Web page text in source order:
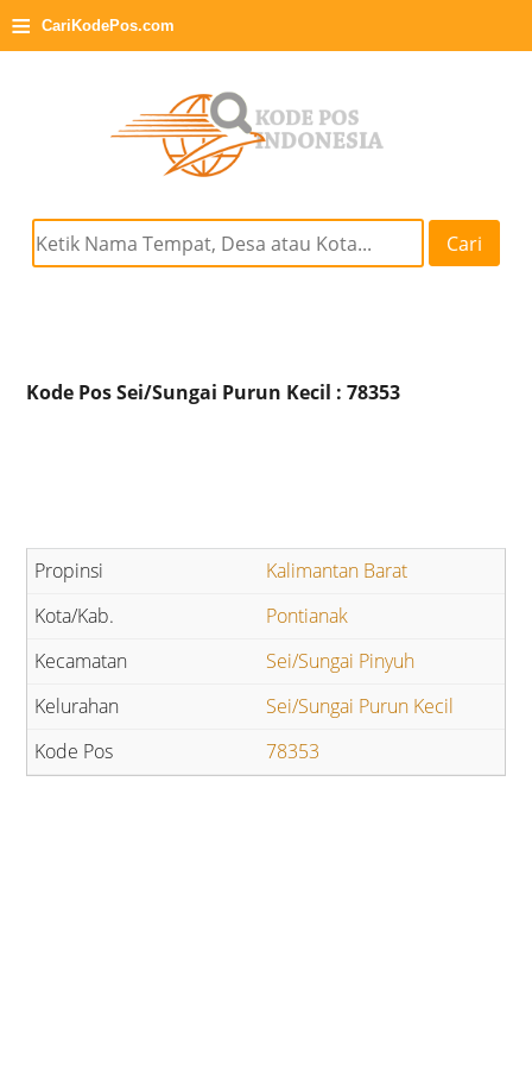
≡ CariKodePos.com
Cari
Kode Pos Sei/Sungai Purun Kecil : 78353
Kalimantan Barat
Pontianak
Sei/Sungai Pinyuh
Sei/Sungai Purun Kecil
78353